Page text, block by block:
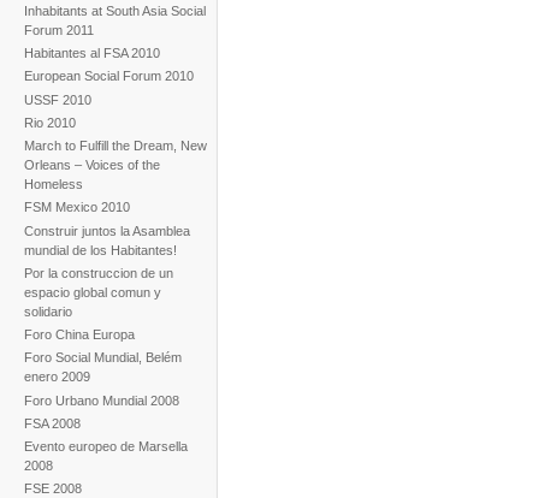
Inhabitants at South Asia Social
Forum 2011
Habitantes al FSA 2010
European Social Forum 2010
USSF 2010
Rio 2010
March to Fulfill the Dream, New
Orleans – Voices of the
Homeless
FSM Mexico 2010
Construir juntos la Asamblea
mundial de los Habitantes!
Por la construccion de un
espacio global comun y
solidario
Foro China Europa
Foro Social Mundial, Belém
enero 2009
Foro Urbano Mundial 2008
FSA 2008
Evento europeo de Marsella
2008
FSE 2008